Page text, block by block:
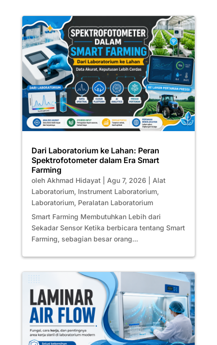
Dari Laboratorium ke Lahan: Peran
Spektrofotometer dalam Era Smart
Farming
oleh Akhmad Hidayat| Agu 7, 2026
Alat
Laboratorium, Instrument Laboratorium,
Laboratorium, Peralatan Laboratorium
Smart Farming Membutuhkan Lebih dari
Sekadar Sensor Ketika berbicara tentang Smart
Farming, sebagian besar orang...